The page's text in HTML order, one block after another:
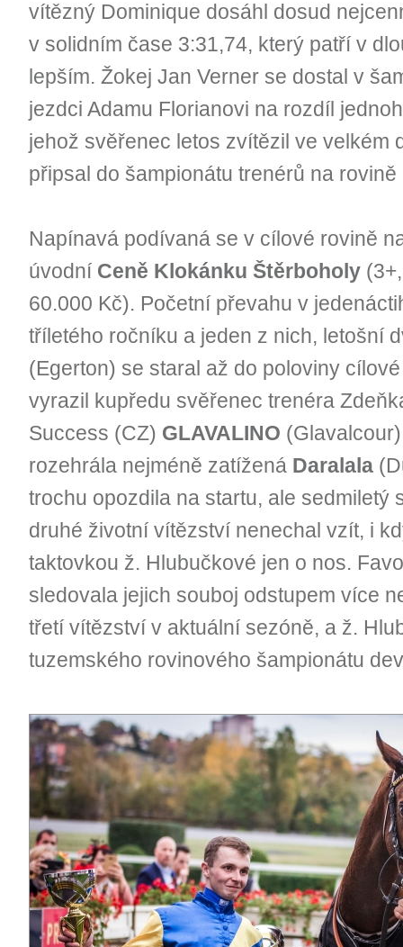
vítězný Dominique dosáhl dosud
v solidním čase 3:31,74, který patří v
lepším. Žokej Jan Verner se dostal v
jezdci Adamu Florianovi na rozdíl
jehož svěřenec letos zvítězil ve velkém
připsal do šampionátu trenérů na
Napínavá podívaná se v cílové rovině
úvodní Ceně Klokánku Štěrboholy
60.000 Kč). Početní převahu v
tříletého ročníku a jeden z nich, letošní
(Egerton) se staral až do poloviny
vyrazil kupředu svěřenec trenéra
Success (CZ) GLAVALINO
rozehrála nejméně zatížená Daralala
trochu opozdila na startu, ale sedmiletý
druhé životní vítězství nenechal vzít, i
taktovkou ž. Hlubučkové jen o nos.
sledovala jejich souboj odstupem více
třetí vítězství v aktuální sezóně, a ž.
tuzemského rovinového šampionátu